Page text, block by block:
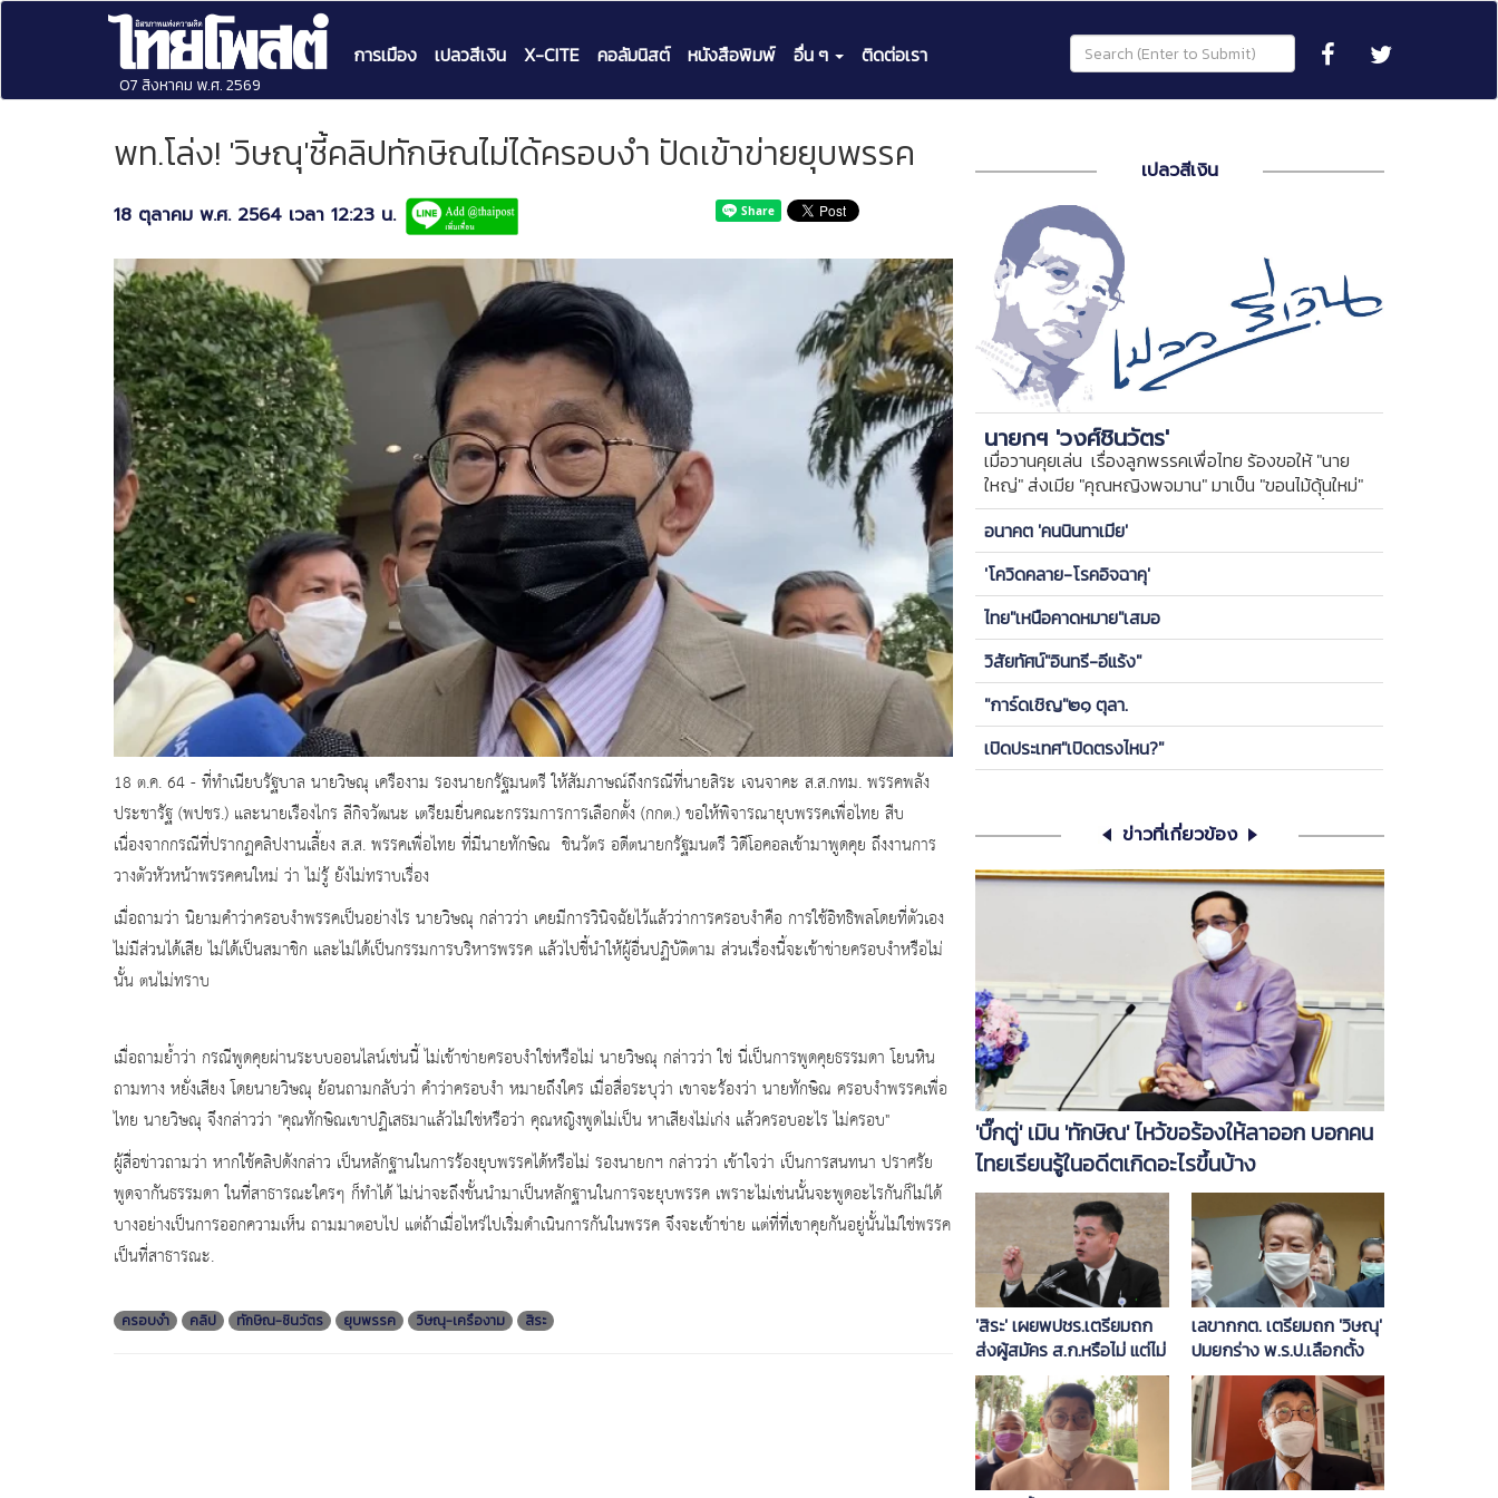
07 สิงหาคม พ.ศ. 2569
การเมือง เปลวสีเงิน X-CITE คอลัมนิสต์ หนังสือพิมพ์ อื่น ๆ ติดต่อเรา
พท.โล่ง! 'วิษณุ'ชี้คลิปทักษิณไม่ได้ครอบงำ ปัดเข้าข่ายยุบพรรค
18 ตุลาคม พ.ศ. 2564 เวลา 12:23 น.
18 ต.ค. 64 - ที่ทำเนียบรัฐบาล นายวิษณุ เครืองาม รองนายกรัฐมนตรี ให้สัมภาษณ์ถึงกรณีที่นายสิระ เจนจาคะ ส.ส.กทม. พรรคพลัง
ประชารัฐ (พปชร.) และนายเรืองไกร ลีกิจวัฒนะ เตรียมยื่นคณะกรรมการการเลือกตั้ง (กกต.) ขอให้พิจารณายุบพรรคเพื่อไทย สืบ
เนื่องจากกรณีที่ปรากฏคลิปงานเลี้ยง ส.ส. พรรคเพื่อไทย ที่มีนายทักษิณ ชินวัตร อดีตนายกรัฐมนตรี วิดีโอคอลเข้ามาพูดคุย ถึงงานการ
วางตัวหัวหน้าพรรคคนใหม่ ว่า ไม่รู้ ยังไม่ทราบเรื่อง
เมื่อถามว่า นิยามคำว่าครอบงำพรรคเป็นอย่างไร นายวิษณุ กล่าวว่า เคยมีการวินิจฉัยไว้แล้วว่าการครอบงำคือ การใช้อิทธิพลโดยที่ตัวเอง
ไม่มีส่วนได้เสีย ไม่ได้เป็นสมาชิก และไม่ได้เป็นกรรมการบริหารพรรค แล้วไปชี้นำให้ผู้อื่นปฏิบัติตาม ส่วนเรื่องนี้จะเข้าข่ายครอบงำหรือไม่
นั้น ตนไม่ทราบ
เมื่อถามย้ำว่า กรณีพูดคุยผ่านระบบออนไลน์เช่นนี้ ไม่เข้าข่ายครอบงำใช่หรือไม่ นายวิษณุ กล่าวว่า ใช่ นี่เป็นการพูดคุยธรรมดา โยนหิน
ถามทาง หยั่งเสียง โดยนายวิษณุ ย้อนถามกลับว่า คำว่าครอบงำ หมายถึงใคร เมื่อสื่อระบุว่า เขาจะร้องว่า นายทักษิณ ครอบงำพรรคเพื่อ
ไทย นายวิษณุ จึงกล่าวว่า "คุณทักษิณเขาปฏิเสธมาแล้วไม่ใช่หรือว่า คุณหญิงพูดไม่เป็น หาเสียงไม่เก่ง แล้วครอบอะไร ไม่ครอบ"
ผู้สื่อข่าวถามว่า หากใช้คลิปดังกล่าว เป็นหลักฐานในการร้องยุบพรรคได้หรือไม่ รองนายกฯ กล่าวว่า เข้าใจว่า เป็นการสนทนา ปราศรัย
พูดจากันธรรมดา ในที่สาธารณะใครๆ ก็ทำได้ ไม่น่าจะถึงขั้นนำมาเป็นหลักฐานในการจะยุบพรรค เพราะไม่เช่นนั้นจะพูดอะไรกันก็ไม่ได้
บางอย่างเป็นการออกความเห็น ถามมาตอบไป แต่ถ้าเมื่อไหร่ไปเริ่มดำเนินการกันในพรรค จึงจะเข้าข่าย แต่ที่ที่เขาคุยกันอยู่นั้นไม่ใช่พรรค
เป็นที่สาธารณะ.
ครอบงำ คลิป ทักษิณ-ชินวัตร ยุบพรรค วิษณุ-เครืองาม สิระ
เปลวสีเงิน
นายกฯ 'วงศ์ชินวัตร'
เมื่อวานคุยเล่น เรื่องลูกพรรคเพื่อไทย ร้องขอให้ "นาย
ใหญ่" ส่งเมีย "คุณหญิงพจมาน" มาเป็น "ขอนไม้ดุ้นใหม่"
ของพรรค ให้ลูกกบ-ลูกเขียดในพรรคได้เกาะ วันนี้ ขอคุย
ซีเครียดซักนิด
อนาคต 'คนนินทาเมีย'
'โควิดคลาย-โรคอิจฉาคุ'
ไทย"เหนือคาดหมาย"เสมอ
วิสัยทัศน์"อินทรี-อีแร้ง"
"การ์ดเชิญ"๒๑ ตุลา.
เปิดประเทศ"เปิดตรงไหน?"
ข่าวที่เกี่ยวข้อง
'บิ๊กตู่' เมิน 'ทักษิณ' ไหว้ขอร้องให้ลาออก บอกคน
ไทยเรียนรู้ในอดีตเกิดอะไรขึ้นบ้าง
'สิระ' เผยพปชร.เตรียมถก
ส่งผู้สมัคร ส.ก.หรือไม่​ แต่ไม่
ส่งชิงผู้ว่าฯกทม.
เลขากกต. เตรียมถก 'วิษณุ'
ปมยกร่าง พ.ร.ป.เลือกตั้ง
ส.ส. เผย 'ศรัณย์วุฒิ-พร
พิมล' ต้องหาสังกัดพรรค
ใหม่ใน 30 วัน